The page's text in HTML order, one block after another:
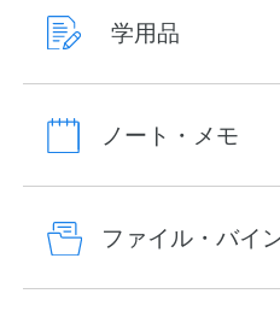
学用品
ノート・メモ
ファイル・バイ